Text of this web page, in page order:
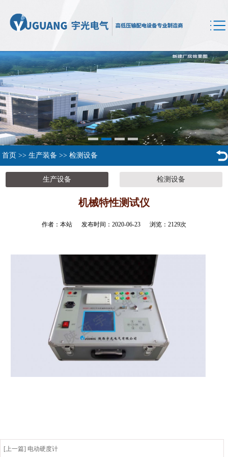
首页 >> 生产装备 >> 检测设备
生产设备 检测设备
机械特性测试仪
作者：本站 发布时间：2020-06-23 浏览： 2129次
[上一篇] 电动硬度计